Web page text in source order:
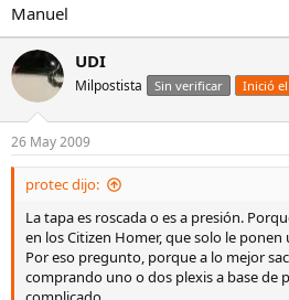
Manuel
UDI
Milpostista Sin verificar Inició
26 May 2009
protec dijo:
La tapa es roscada o es a presión.
en los Citizen Homer, que solo le ponen
Por eso pregunto, porque a lo mejor
comprando uno o dos plexis a base de